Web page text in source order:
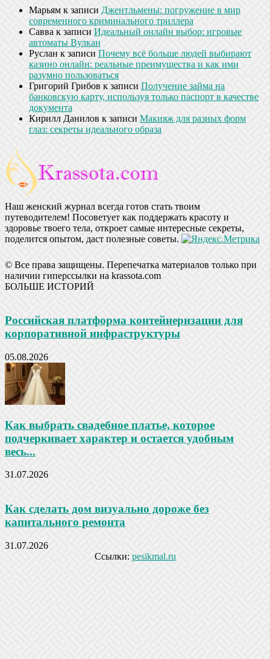
Марьям к записи Джентльмены: погружение в мир
современного криминального триллера
Савва к записи Идеальный онлайн выбор: игровые
автоматы Вулкан
Руслан к записи Почему всё больше людей выбирают
казино онлайн: реальные преимущества и как ими
разумно пользоваться
Григорий Грибов к записи Получение займа на
банковскую карту, используя только паспорт в качестве
документа
Кирилл Данилов к записи Макияж для разных форм
глаз: секреты идеального образа
Наш женский журнал всегда готов стать твоим
путеводителем! Посоветует как поддержать красоту и
здоровье твоего тела, откроет самые интересные секреты,
поделится опытом, даст полезные советы.
© Все права защищены. Перепечатка материалов только при
наличии гиперссылки на krassota.com
БОЛЬШЕ ИСТОРИЙ
Российская платформа контейнеризации для
корпоративной инфраструктуры
05.08.2026
Как выбрать свадебное платье, которое
подчеркивает характер и остается удобным
весь...
31.07.2026
Как сделать дом визуально дороже без
капитального ремонта
31.07.2026
Ссылки: pesikmal.ru